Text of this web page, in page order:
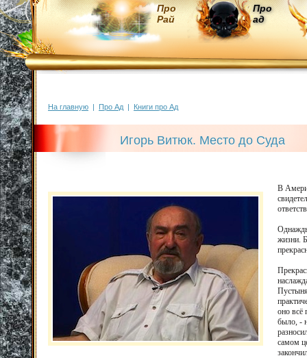
Про
Рай
Про
ад
На главную | Про Ад | Книги про Ад
Игорь Витюк. Место до Суда
В
жизни.
оно всё
было, -
самом